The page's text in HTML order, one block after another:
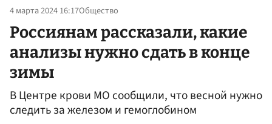
4 марта 2024 16:17Общество
Россиянам рассказали, какие
анализы нужно сдать в конце
зимы
В Центре крови МО сообщили, что весной нужно
следить за железом и гемоглобином